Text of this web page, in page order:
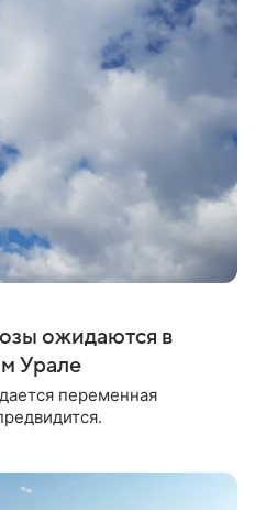
ожидаются в
Урале
переменная